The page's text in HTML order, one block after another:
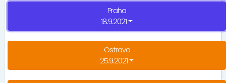
Praha
18.9.2021
Ostrava
25.9.2021